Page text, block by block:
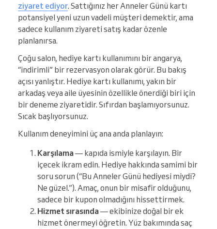
ziyaret ediyor. Sattığınız her Anneler Günü kartı
potansiyel yeni uzun vadeli müşteri demektir, ama
sadece kullanım ziyareti satış kadar özenle
planlanırsa.
Çoğu salon, hediye kartı kullanımını bir angarya,
“indirimli” bir rezervasyon olarak görür. Bu bakış
açısı yanlıştır. Hediye kartı kullanımı, yakın bir
arkadaş veya aile üyesinin özellikle önerdiği biri için
bir deneme ziyaretidir. Sıfırdan başlamıyorsunuz.
Sıcak başlıyorsunuz.
Kullanım deneyimini üç ana anda planlayın:
Karşılama— kapıda ismiyle karşılayın. Bir
içecek ikram edin. Hediye hakkında samimi bir
soru sorun (“Bu Anneler Günü hediyesi miydi?
Ne güzel.”). Amaç, onun bir misafir olduğunu,
sadece bir kupon olmadığını hissettirmek.
Hizmet sırasında— ekibinize doğal bir ek
hizmet önermeyi öğretin. Yüz bakımında saç